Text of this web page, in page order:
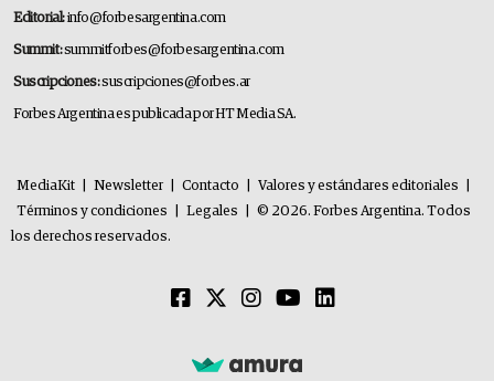
Editorial:info@forbesargentina.com
Summit:summitforbes@forbesargentina.com
Suscripciones:suscripciones@forbes.ar
Forbes Argentina es publicada por HT Media SA.
MediaKit Newsletter Contacto Valores y estándares editoriales
Términos y condiciones
Legales
© 2026. Forbes Argentina. Todos
los derechos reservados.